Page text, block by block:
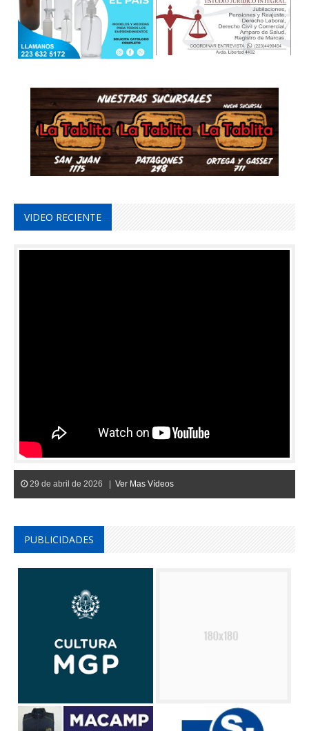
VIDEO RECIENTE
29 de abril de 2026 | Ver Mas Vídeos
PUBLICIDADES